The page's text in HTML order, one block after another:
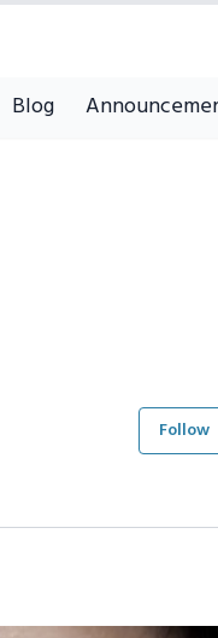
Blog
Follow